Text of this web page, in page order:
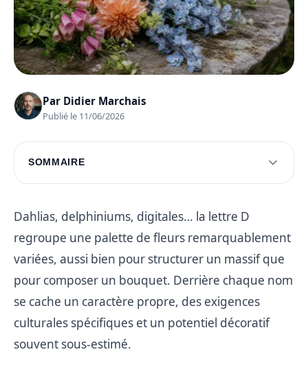
Par Didier Marchais
Publié le 11/06/2026
SOMMAIRE
Variétés populaires de fleurs en D
Conseils de culture pour les fleurs en D
Utilisations et associations florales
Problèmes courants et solutions
Dahlias, delphiniums, digitales… la lettre D
regroupe une palette de fleurs remarquablement
variées, aussi bien pour structurer un massif que
pour composer un bouquet. Derrière chaque nom
se cache un caractère propre, des exigences
culturales spécifiques et un potentiel décoratif
souvent sous-estimé.